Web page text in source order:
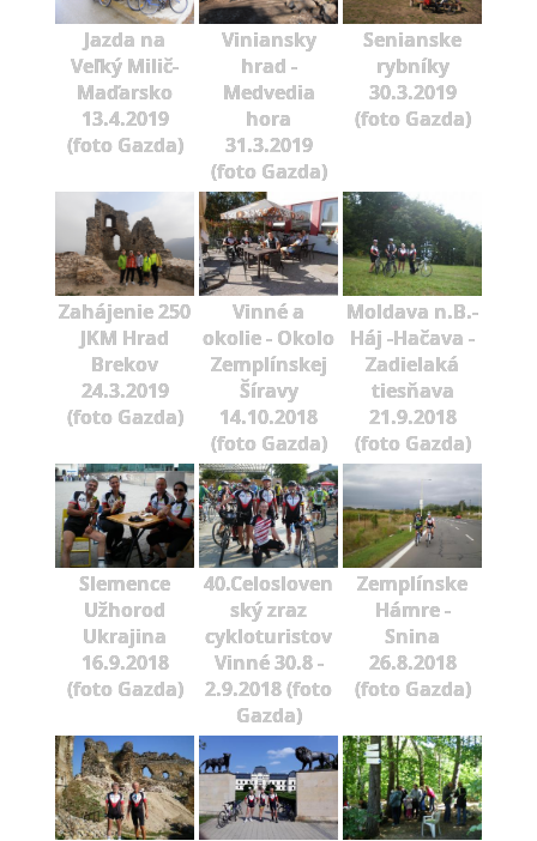
Jazda na
Veľký Milič-
Maďarsko
13.4.2019
(foto Gazda)
Viniansky
hrad -
Medvedia
hora
31.3.2019
(foto Gazda)
Senianske
rybníky
30.3.2019
(foto Gazda)
Zahájenie 250
JKM Hrad
Brekov
24.3.2019
(foto Gazda)
Vinné a
okolie - Okolo
Zemplínskej
Šíravy
14.10.2018
(foto Gazda)
Moldava n.B.-
Háj -Hačava -
Zadielaká
tiesňava
21.9.2018
(foto Gazda)
Slemence
Užhorod
Ukrajina
16.9.2018
(foto Gazda)
40.Celosloven
ský zraz
cykloturistov
Vinné 30.8 -
2.9.2018 (foto
Gazda)
Zemplínske
Hámre -
Snina
26.8.2018
(foto Gazda)